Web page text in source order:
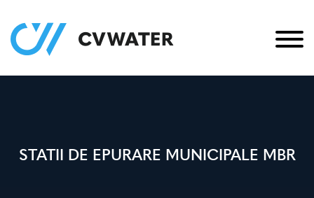
STATII DE EPURARE MUNICIPALE MBR